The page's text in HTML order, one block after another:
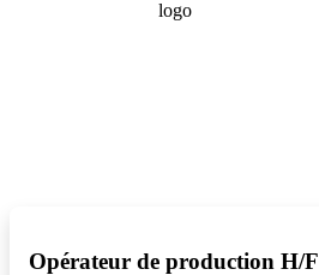
Opérateur de production H/F